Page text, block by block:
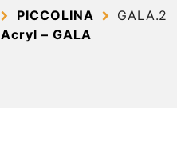
PICCOLINA
Acryl – GALA
GALA.2